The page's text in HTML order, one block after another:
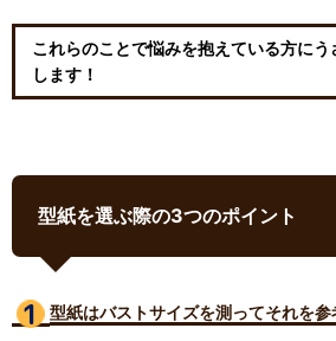
これらのことで悩みを抱えている方に
します！
型紙を選ぶ際の3つのポイント
型紙はバストサイズを測ってそれを参